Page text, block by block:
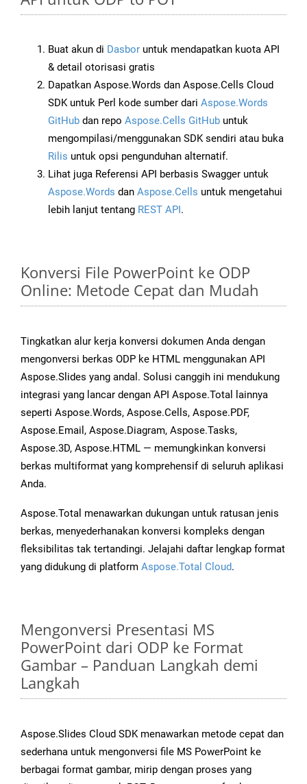
Buat akun di Dasbor untuk mendapatkan kuota API
& detail otorisasi gratis
Dapatkan Aspose.Words dan Aspose.Cells Cloud
SDK untuk Perl kode sumber dari Aspose.Words
GitHub dan repo Aspose.Cells GitHub untuk
mengompilasi/menggunakan SDK sendiri atau buka
Rilis untuk opsi pengunduhan alternatif.
Lihat juga Referensi API berbasis Swagger untuk
Aspose.Words dan Aspose.Cells untuk mengetahui
lebih lanjut tentang REST API.
Konversi File PowerPoint ke ODP
Online: Metode Cepat dan Mudah
Tingkatkan alur kerja konversi dokumen Anda dengan
mengonversi berkas ODP ke HTML menggunakan API
Aspose.Slides yang andal. Solusi canggih ini mendukung
integrasi yang lancar dengan API Aspose.Total lainnya
seperti Aspose.Words, Aspose.Cells, Aspose.PDF,
Aspose.Email, Aspose.Diagram, Aspose.Tasks,
Aspose.3D, Aspose.HTML — memungkinkan konversi
berkas multiformat yang komprehensif di seluruh aplikasi
Anda.
Aspose.Total menawarkan dukungan untuk ratusan jenis
berkas, menyederhanakan konversi kompleks dengan
fleksibilitas tak tertandingi. Jelajahi daftar lengkap format
yang didukung di platform Aspose.Total Cloud.
Mengonversi Presentasi MS
PowerPoint dari ODP ke Format
Gambar – Panduan Langkah demi
Langkah
Aspose.Slides Cloud SDK menawarkan metode cepat dan
sederhana untuk mengonversi file MS PowerPoint ke
berbagai format gambar, mirip dengan proses yang